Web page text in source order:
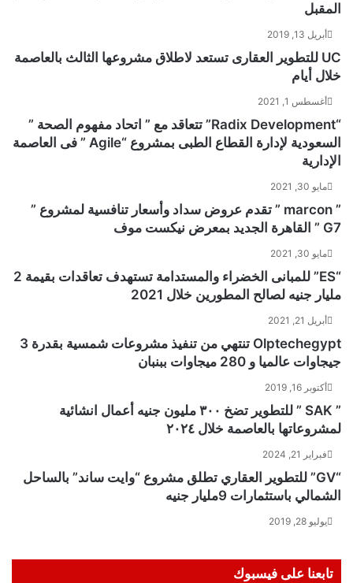
المقبل
أبريل 13, 2019
UC للتطوير العقارى تستعد لاطلاق مشروعها الثالث بالعاصمة
خلال أيام
أغسطس 1, 2021
“Radix Development” تتعاقد مع ” اتحاد مفهوم الصحة ”
السعودية لإدارة القطاع الطبى بمشروع “Agile ” فى العاصمة
الإدارية
مايو 30, 2021
” marcon ” تقدم عروض سداد وأسعار تنافسية لمشروع ”
G7 ” القاهرة الجديد بمعرض نيكست موف
مايو 30, 2021
“ES” للمبانى الخضراء والمستدامة تستهدف تعاقدات بقيمة 2
مليار جنيه لصالح المطورين خلال 2021
أبريل 21, 2021
Olptechegypt تنتهي من تنفيذ مشروعات شمسية بقدرة 3
جيجاوات عالميا و 280 ميجاوات ببنبان
أكتوبر 16, 2019
” SAK ” للتطوير تضخ ٣٠٠ مليون جنيه أعمال انشائية
لمشروعاتها بالعاصمة خلال ٢٠٢٤
فبراير 21, 2024
“GV” للتطوير العقاري تطلق مشروع “وايت ساند” بالساحل
الشمالي باستثمارات 9مليار جنيه
يوليو 28, 2019
تابعنا على فيسبوك